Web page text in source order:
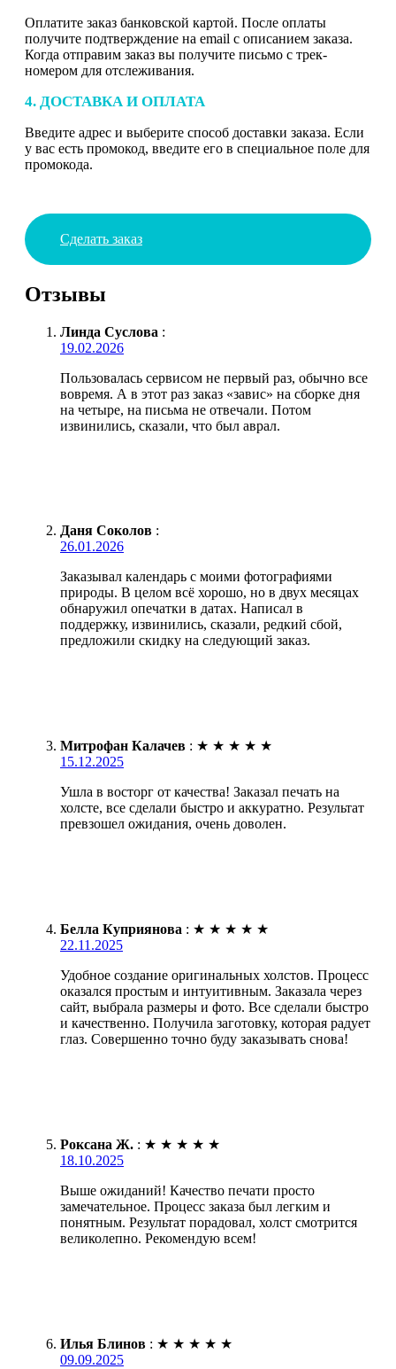
Оплатите заказ банковской картой. После оплаты
получите подтверждение на email с описанием заказа.
Когда отправим заказ вы получите письмо с трек-
номером для отслеживания.
4. ДОСТАВКА И ОПЛАТА
Введите адрес и выберите способ доставки заказа. Если
у вас есть промокод, введите его в специальное поле для
промокода.
Сделать заказ
Отзывы
Линда Суслова :
19.02.2026
Пользовалась сервисом не первый раз, обычно все
вовремя. А в этот раз заказ «завис» на сборке дня
на четыре, на письма не отвечали. Потом
извинились, сказали, что был аврал.
Даня Соколов :
26.01.2026
Заказывал календарь с моими фотографиями
природы. В целом всё хорошо, но в двух месяцах
обнаружил опечатки в датах. Написал в
поддержку, извинились, сказали, редкий сбой,
предложили скидку на следующий заказ.
Митрофан Калачев : ★ ★ ★ ★ ★
15.12.2025
Ушла в восторг от качества! Заказал печать на
холсте, все сделали быстро и аккуратно. Результат
превзошел ожидания, очень доволен.
Белла Куприянова : ★ ★ ★ ★ ★
22.11.2025
Удобное создание оригинальных холстов. Процесс
оказался простым и интуитивным. Заказала через
сайт, выбрала размеры и фото. Все сделали быстро
и качественно. Получила заготовку, которая радует
глаз. Совершенно точно буду заказывать снова!
Роксана Ж. : ★ ★ ★ ★ ★
18.10.2025
Выше ожиданий! Качество печати просто
замечательное. Процесс заказа был легким и
понятным. Результат порадовал, холст смотрится
великолепно. Рекомендую всем!
Илья Блинов : ★ ★ ★ ★ ★
09.09.2025